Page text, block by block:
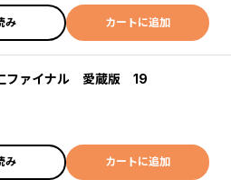
み カートに追加
ファイナル 愛蔵版 19
み カートに追加